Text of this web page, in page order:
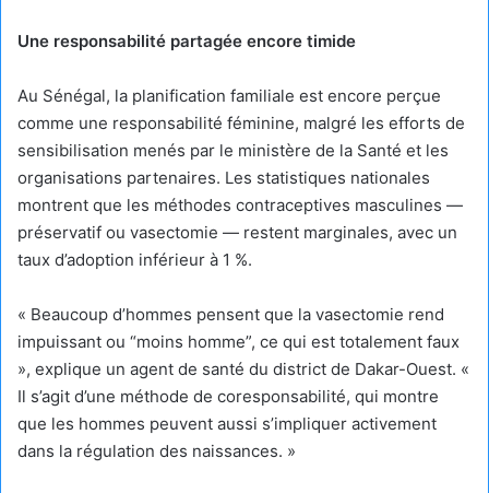
Une responsabilité partagée encore timide
Au Sénégal, la planification familiale est encore perçue
comme une responsabilité féminine, malgré les efforts de
sensibilisation menés par le ministère de la Santé et les
organisations partenaires. Les statistiques nationales
montrent que les méthodes contraceptives masculines —
préservatif ou vasectomie — restent marginales, avec un
taux d’adoption inférieur à 1 %.
« Beaucoup d’hommes pensent que la vasectomie rend
impuissant ou “moins homme”, ce qui est totalement faux
», explique un agent de santé du district de Dakar-Ouest. «
Il s’agit d’une méthode de coresponsabilité, qui montre
que les hommes peuvent aussi s’impliquer activement
dans la régulation des naissances. »